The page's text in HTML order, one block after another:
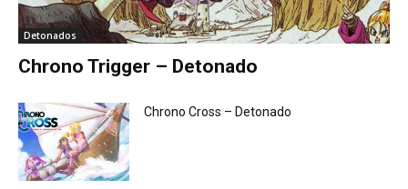
Detonados
Chrono Trigger – Detonado
Chrono Cross – Detonado